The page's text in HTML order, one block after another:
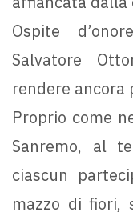
Ospite
Salvatore
rendere ancora
Proprio come
Sanremo, al
ciascun
mazzo di fiori,